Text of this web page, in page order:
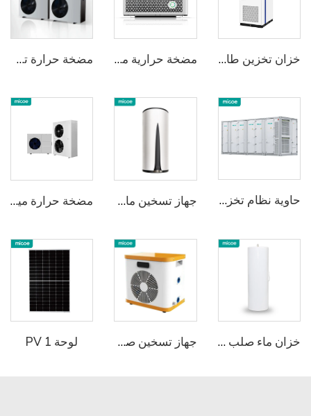
خزان تخزين طاقة مبرد بالهواء ذكي ME86A-20K بسعة 215kWh/233kWh و خزان طاقة بسعة 3a72kWh/418kWh. خزان تخزين طاقة صناعية وتجارية خفيف الوزن | مفتاح السرعة | تكيف كامل مع جميع المشاهد. مضخة حرارية ميكو R290 لحمامات السباحة مضخة حرارة تحويل الهواء إلى ماء R32 A+++ حلول التسخين والتبريد التجارية والسكينة 6kw/10kw/15kw/18KW/24KW
حاوية نظام تخزين الطاقة بالتبريد السائل جهاز تسخين ماء بالمضخة الحرارية مدمج ومثبت على الحائط باستخدام R134a مضخة حرارة ميكو للمياه الصحية مع تفريغ تلقائي للصقيع لمصدر الهواء الساخن للاستخدام المنزلي في الشتاء
خزان ماء صلب من الفولاذ المقاوم للصدأ من Micoe جهاز تسخين صغير محمول من ميكو لحمامات السباحة الميني مضخة حرارة هوائية لمياه حمامات السباحة لوحة PV 1